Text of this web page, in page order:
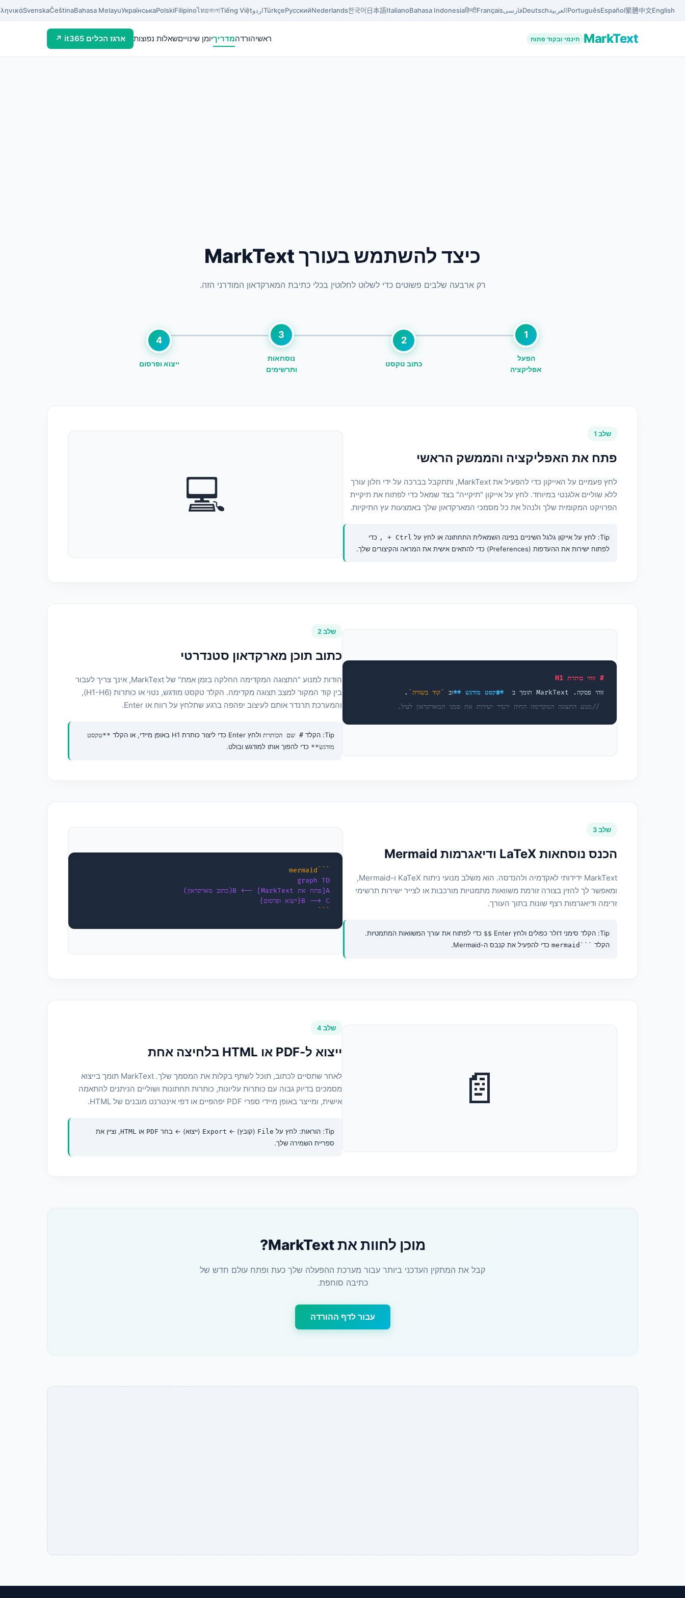
English
中文
繁體
Español
PortuguêsالعربيةDeutschفارسیFrançais
हिन्दी
Bahasa Indonesia
Italiano
日本語
한국어
Nederlands
Русский
TürkçeاردوTiếng Việt
বাংলা
ไทย
Filipino
Polski
Українська
Bahasa Melayu
Čeština
Svenska
MarkText חינמי ובקוד פתוח ראשיהורדהמדריךיומן שינוייםשאלות נפוצות ארגז הכלים it365 ↗
כיצד להשתמש בעורך MarkText
רק ארבעה שלבים פשוטים כדי לשלוט לחלוטין בכלי כתיבת המארקדאון המודרני הזה.
1
הפעל
אפליקציה
2
כתוב טקסט
3
נוסחאות
ותרשימים
4
ייצוא ופרסום
שלב 1
פתח את האפליקציה והממשק הראשי
לחץ פעמיים על האייקון כדי להפעיל את MarkText, ותתקבל בברכה על ידי חלון עורך
ללא שוליים אלגנטי במיוחד. לחץ על אייקון "תיקייה" בצד שמאל כדי לפתוח את תיקיית
הפרויקט המקומית שלך ולנהל את כל מסמכי המארקדאון שלך באמצעות עץ התיקיות.
Tip: לחץ על אייקון גלגל השיניים בפינה השמאלית התחתונה או לחץ על Ctrl + ,
כדי
לפתוח ישירות את ההעדפות (Preferences) כדי להתאים אישית את המראה והקיצורים שלך.
💻
שלב 2
כתוב תוכן מארקדאון סטנדרטי
הודות למנוע "התצוגה המקדימה החלקה בזמן אמת" של MarkText, אינך צריך לעבור
בין קוד המקור למצב תצוגה מקדימה. הקלד טקסט מודגש, נטוי או כותרות (H1-H6),
והמערכת תרנדר אותם לעיצוב יפהפה ברגע שתלחץ על רווח או Enter.
Tip: הקלד # שם הכותרת ולחץ Enter כדי ליצור כותרת H1 באופן מיידי, או הקלד
**טקסט
מודגש** כדי להפוך אותו למודגש ובולט.
# זוהי כותרת H1
זוהי פסקה. MarkText תומך ב
**טקסט מודגש**וב `קוד בשורה` .
// מנוע התצוגה המקדימה החיה ירנדר ישירות את סמני המארקדאון לעיל.
שלב 3
הכנס נוסחאות LaTeX ודיאגרמות Mermaid
MarkText ידידותי לאקדמיה ולהנדסה. הוא משלב מנועי ניתוח KaTeX ו-Mermaid,
ומאפשר לך להזין בצורה זורמת משוואות מתמטיות מורכבות או לצייר ישירות תרשימי
זרימה ודיאגרמות רצף שונות בתוך העורך.
Tip: הקלד סימני דולר כפולים ולחץ Enter $$ כדי לפתוח את עורך המשוואות המתמטיות.
הקלד ```mermaid כדי להפעיל את קנבס ה-Mermaid.
```mermaid
graph TD
A[פתח את MarkText] --> B(כתוב מארקדאון)
B --> C{ייצוא ופרסום}
```
שלב 4
ייצוא ל-PDF או HTML בלחיצה אחת
לאחר שתסיים לכתוב, תוכל לשתף בקלות את המסמך שלך. MarkText תומך בייצוא
מסמכים בדיוק גבוה עם כותרות עליונות, כותרות תחתונות ושוליים הניתנים להתאמה
אישית, ומייצר באופן מיידי ספרי PDF יפהפיים או דפי אינטרנט מובנים של HTML.
Tip: הוראות: לחץ על File (קובץ) -> Export (ייצוא) -> בחר PDF או HTML, וציין את
ספריית השמירה שלך.
📄
מוכן לחוות את MarkText?
קבל את המתקין העדכני ביותר עבור מערכת ההפעלה שלך כעת ופתח עולם חדש של
כתיבה סוחפת.
עבור לדף ההורדה